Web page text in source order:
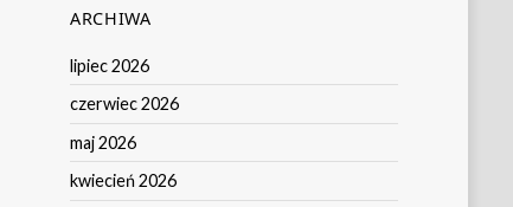
ARCHIWA
lipiec 2026
czerwiec 2026
maj 2026
kwiecień 2026